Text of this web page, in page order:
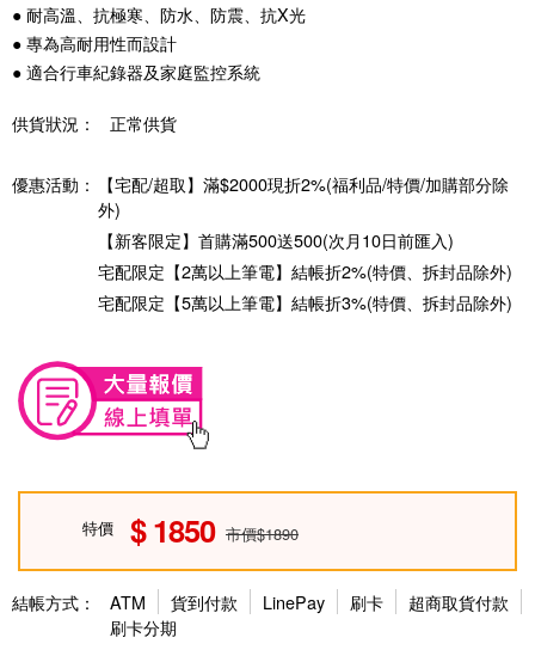
● 耐高溫、抗極寒、防水、防震、抗X光
● 專為高耐用性而設計
● 適合行車紀錄器及家庭監控系統
供貨狀況： 正常供貨
優惠活動：
【宅配/超取】滿$2000現折2%(福利品/特價/加購部分除
外)
【新客限定】首購滿500送500(次月10日前匯入)
宅配限定【2萬以上筆電】結帳折2%(特價、拆封品除外)
宅配限定【5萬以上筆電】結帳折3%(特價、拆封品除外)
特價 1850 市價$1890
結帳方式： ATM 貨到付款 LinePay 刷卡
超商取貨付款
刷卡分期